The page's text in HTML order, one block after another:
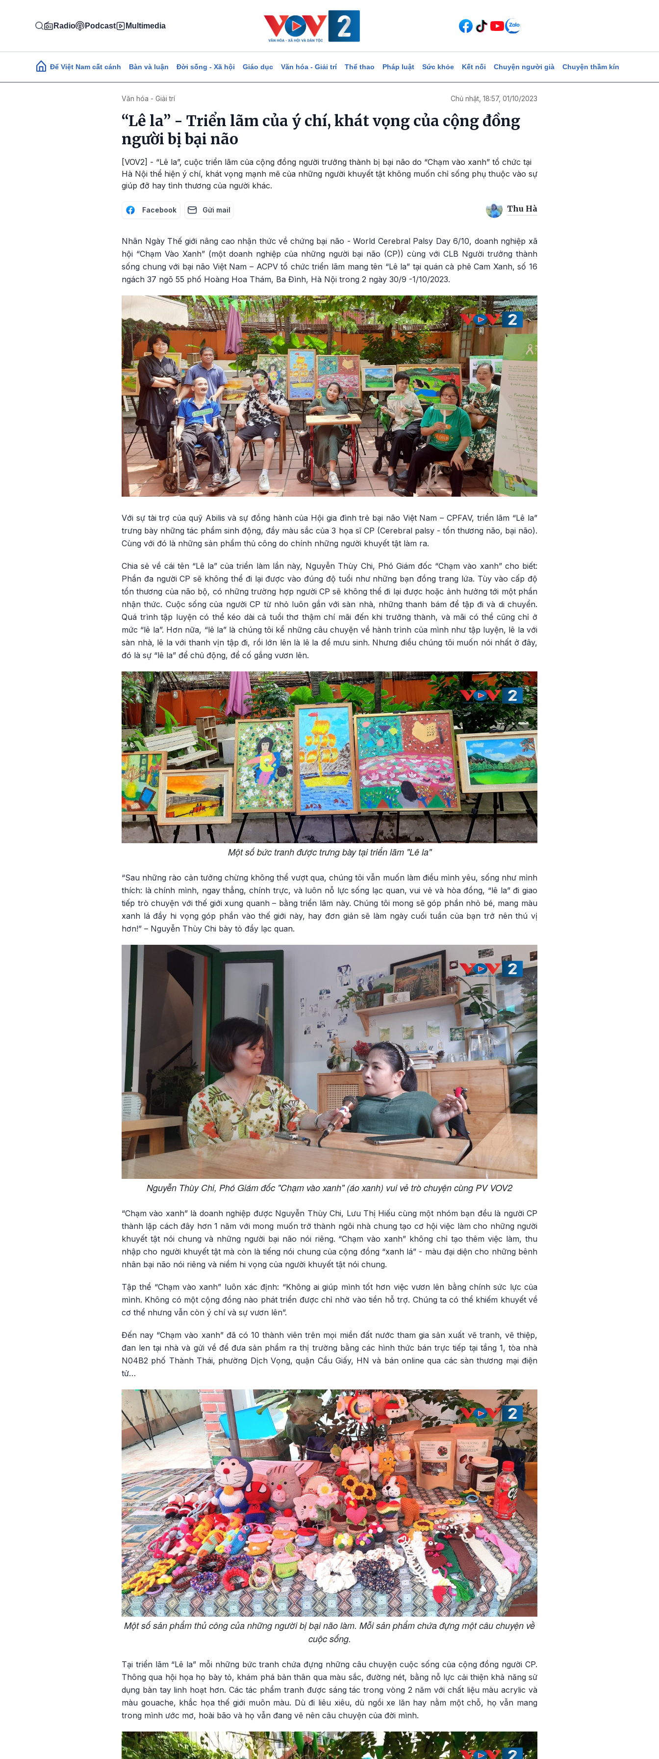
Radio Podcast Multimedia
Main navigation
Để Việt Nam cất cánh Bàn và luận Đời sống - Xã hội Giáo dục Văn hóa - Giải trí Thể thao Pháp luật Sức khỏe Kết nối Chuyện người già Chuyện thầm kín
Văn hóa - Giải trí Chủ nhật, 18:57, 01/10/2023
“Lê la” - Triển lãm của ý chí, khát vọng của cộng đồng
người bị bại não
[VOV2] - “Lê la”, cuộc triển lãm của cộng đồng người trưởng thành bị bại não do “Chạm vào xanh” tổ chức tại
Hà Nội thể hiện ý chí, khát vọng mạnh mẽ của những người khuyết tật không muốn chỉ sống phụ thuộc vào sự
giúp đỡ hay tình thương của người khác.
Facebook Gửi mail Thu Hà
Nhân Ngày Thế giới nâng cao nhận thức về chứng bại não - World Cerebral Palsy Day 6/10, doanh nghiệp xã
hội “Chạm Vào Xanh” (một doanh nghiệp của những người bại não (CP)) cùng với CLB Người trưởng thành
sống chung với bại não Việt Nam – ACPV tổ chức triển lãm mang tên “Lê la” tại quán cà phê Cam Xanh, số 16
ngách 37 ngõ 55 phố Hoàng Hoa Thám, Ba Đình, Hà Nội trong 2 ngày 30/9 -1/10/2023.
Với sự tài trợ của quỹ Abilis và sự đồng hành của Hội gia đình trẻ bại não Việt Nam – CPFAV, triển lãm “Lê la”
trưng bày những tác phẩm sinh động, đầy màu sắc của 3 họa sĩ CP (Cerebral palsy - tổn thương não, bại não).
Cùng với đó là những sản phẩm thủ công do chính những người khuyết tật làm ra.
Chia sẻ về cái tên “Lê la” của triển làm lần này, Nguyễn Thùy Chi, Phó Giám đốc “Chạm vào xanh” cho biết:
Phần đa người CP sẽ không thể đi lại được vào đúng độ tuổi như những bạn đồng trang lứa. Tùy vào cấp độ
tổn thương của não bộ, có những trường hợp người CP sẽ không thể đi lại được hoặc ảnh hưởng tới một phần
nhận thức. Cuộc sống của người CP từ nhỏ luôn gắn với sàn nhà, những thanh bám để tập đi và di chuyển.
Quá trình tập luyện có thể kéo dài cả tuổi thơ thậm chí mãi đến khi trưởng thành, và mãi có thể cũng chỉ ở
mức “lê la”. Hơn nữa, “lê la” là chúng tôi kể những câu chuyện về hành trình của mình như tập luyện, lê la với
sàn nhà, lê la với thanh vịn tập đi, rồi lớn lên là lê la để mưu sinh. Nhưng điều chúng tôi muốn nói nhất ở đây,
đó là sự “lê la” để chủ động, để cố gắng vươn lên.
Một số bức tranh được trưng bày tại triển lãm "Lê la"
“Sau những rào cản tưởng chừng không thể vượt qua, chúng tôi vẫn muốn làm điều mình yêu, sống như mình
thích: là chính mình, ngay thẳng, chính trực, và luôn nỗ lực sống lạc quan, vui vẻ và hòa đồng, “lê la” đi giao
tiếp trò chuyện với thế giới xung quanh – bằng triển lãm này. Chúng tôi mong sẽ góp phần nhỏ bé, mang màu
xanh lá đầy hi vọng góp phần vào thế giới này, hay đơn giản sẽ làm ngày cuối tuần của bạn trở nên thú vị
hơn!” – Nguyễn Thùy Chi bày tỏ đầy lạc quan.
Nguyễn Thùy Chi, Phó Giám đốc "Chạm vào xanh" (áo xanh) vui vẻ trò chuyện cùng PV VOV2
“Chạm vào xanh” là doanh nghiệp được Nguyễn Thùy Chi, Lưu Thị Hiếu cùng một nhóm bạn đều là người CP
thành lập cách đây hơn 1 năm với mong muốn trở thành ngôi nhà chung tạo cơ hội việc làm cho những người
khuyết tật nói chung và những người bại não nói riêng. “Chạm vào xanh” không chỉ tạo thêm việc làm, thu
nhập cho người khuyết tật mà còn là tiếng nói chung của cộng đồng “xanh lá” - màu đại diện cho những bênh
nhân bại não nói riêng và niềm hi vọng của người khuyết tật nói chung.
Tập thể “Chạm vào xanh” luôn xác định: “Không ai giúp mình tốt hơn việc vươn lên bằng chính sức lực của
mình. Không có một cộng đồng nào phát triển được chỉ nhờ vào tiền hỗ trợ. Chúng ta có thể khiếm khuyết về
cơ thể nhưng vẫn còn ý chí và sự vươn lên”.
Đến nay “Chạm vào xanh” đã có 10 thành viên trên mọi miền đất nước tham gia sản xuất vẽ tranh, vẽ thiệp,
đan len tại nhà và gửi về để đưa sản phẩm ra thị trường bằng các hình thức bán trực tiếp tại tầng 1, tòa nhà
N04B2 phố Thành Thái, phường Dịch Vọng, quận Cầu Giấy, HN và bán online qua các sàn thương mại điện
tử…
Một số sản phẩm thủ công của những người bị bại não làm. Mỗi sản phẩm chứa đựng một câu chuyện về
cuộc sống.
Tại triển lãm “Lê la” mỗi những bức tranh chứa đựng những câu chuyện cuộc sống của cộng đồng người CP.
Thông qua hội họa họ bày tỏ, khám phá bản thân qua màu sắc, đường nét, bằng nỗ lực cải thiện khả năng sử
dụng bàn tay linh hoạt hơn. Các tác phẩm tranh được sáng tác trong vòng 2 năm với chất liệu màu acrylic và
màu gouache, khắc họa thế giới muôn màu. Dù đi liêu xiêu, dù ngồi xe lăn hay nằm một chỗ, họ vẫn mang
trong mình ước mơ, hoài bão và họ vẫn đang vẽ nên câu chuyện của đời mình.